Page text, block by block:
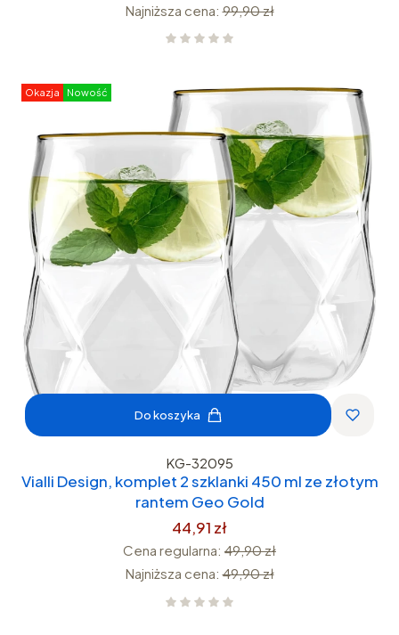
Najniższa cena: 99,90 zł
Okazja Nowość
Do koszyka
KG-32095
Vialli Design, komplet 2 szklanki 450 ml ze złotym
rantem Geo Gold
44,91 zł
Cena regularna: 49,90 zł
Najniższa cena: 49,90 zł